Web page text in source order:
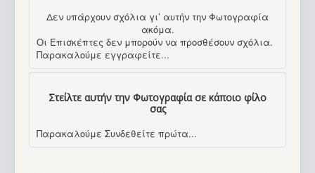
Δεν υπάρχουν σχόλια γι’ αυτήν την Φωτογραφία
ακόμα.
Οι Επισκέπτες δεν μπορούν να προσθέσουν σχόλια.
Παρακαλούμε εγγραφείτε...
Στείλτε αυτήν την Φωτογραφία σε κάποιο φίλο
σας
Παρακαλούμε Συνδεθείτε πρώτα...